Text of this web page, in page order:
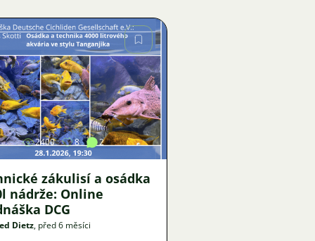
Obrázek
2400 8 2
zákulisí a osádka
nádrže: Online
DCG
Dietz, před 6 měsíci